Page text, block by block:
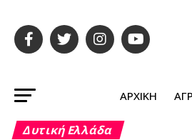
ΑΡΧΙΚΉ
Δυτική Ελλάδα